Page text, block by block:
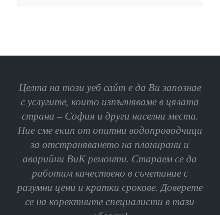
Целта на този уеб сайт е да Ви запознае
с услугите, които изпълняваме в цялата
страна – София и други населни места.
Ние сме екип от опитни водопроводчици
за отстраняването на планирани и
аварийни ВиК ремонти. Стараем се да
работим качествено в съчетание с
разумни цени и кратки срокове. Доверете
се на коректните специалисти в тази